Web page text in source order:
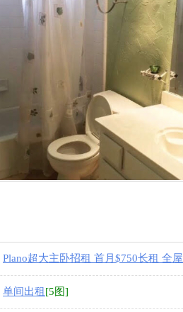
Plano超大主卧招租 首月$750长租 全屋
单间出租 [5图]